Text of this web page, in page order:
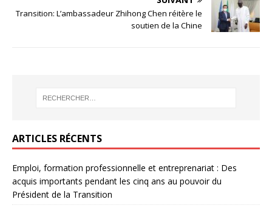
Transition: L’ambassadeur Zhihong Chen réitère le
soutien de la Chine
ARTICLES RÉCENTS
Emploi, formation professionnelle et entreprenariat : Des
acquis importants pendant les cinq ans au pouvoir du
Président de la Transition